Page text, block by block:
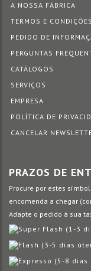
A NOSSA FÁBRICA
TERMOS E CONDIÇÕES
PEDIDO DE
PERGUNTAS
CATÁLOGOS
SERVIÇOS
EMPRESA
POLÍTICA DE
CANCELAR
PRAZOS DE
Procure por estes
encomenda a chegar
Adapte o pedido à sua